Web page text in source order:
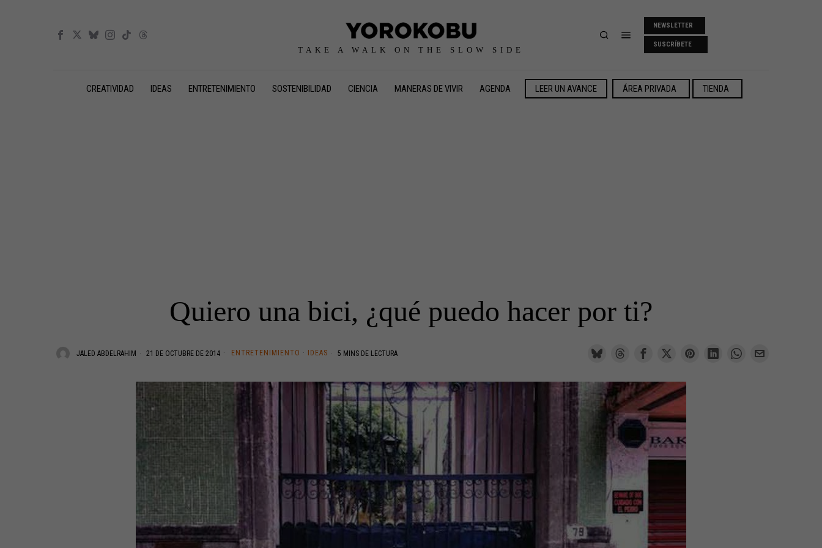
TAKE A WALK ON THE SLOW SIDE
NEWSLETTER
SUSCRÍBETE
CREATIVIDAD IDEAS ENTRETENIMIENTO SOSTENIBILIDAD CIENCIA MANERAS DE VIVIR AGENDA LEER UN AVANCE ÁREA PRIVADA TIENDA
Quiero una bici, ¿qué puedo hacer por ti?
JALED ABDELRAHIM 21 DE OCTUBRE DE 2014 ENTRETENIMIENTO · IDEAS 5 MINS DE LECTURA